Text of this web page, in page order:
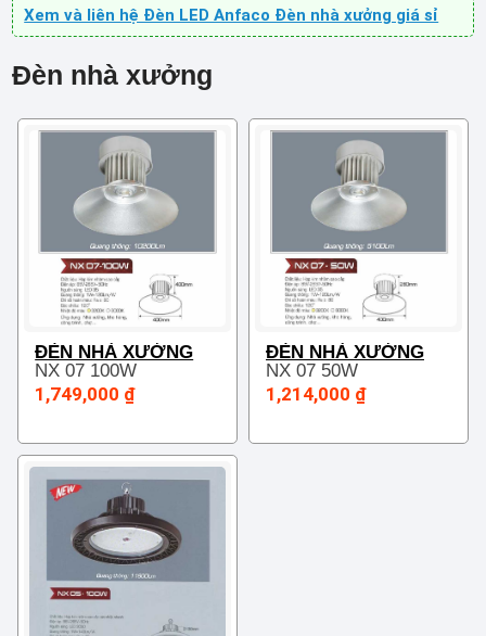
Xem và liên hệ Đèn LED Anfaco Đèn nhà xưởng giá sỉ
Đèn nhà xưởng
ĐÈN NHÀ XƯỞNG
NX 07 100W
1,749,000 ₫
ĐÈN NHÀ XƯỞNG
NX 07 50W
1,214,000 ₫